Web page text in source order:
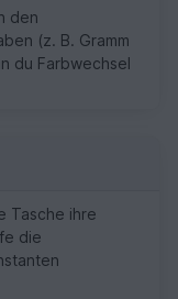
den
(z. B. Gramm
du Farbwechsel
Tasche ihre
die